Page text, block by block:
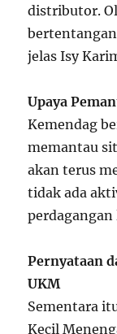
distributor.
jelas Isy
Upaya
Kemendag
memantau
akan terus
tidak ada
Pernyataan
UKM
Sementara
Kecil